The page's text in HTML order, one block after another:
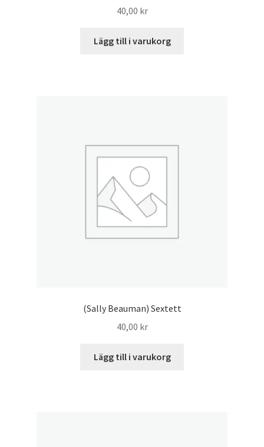
40,00 kr
Lägg till i varukorg
(Sally Beauman) Sextett
40,00 kr
Lägg till i varukorg